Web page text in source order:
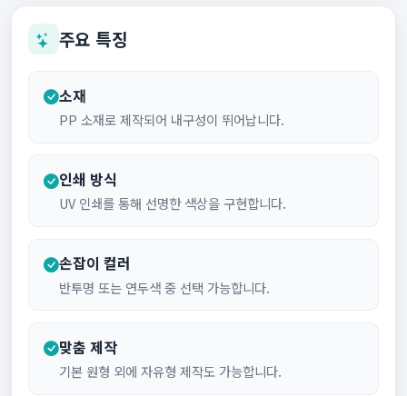
주요 특징
소재
PP 소재로 제작되어 내구성이 뛰어납니다.
인쇄 방식
UV 인쇄를 통해 선명한 색상을 구현합니다.
손잡이 컬러
반투명 또는 연두색 중 선택 가능합니다.
맞춤 제작
기본 원형 외에 자유형 제작도 가능합니다.